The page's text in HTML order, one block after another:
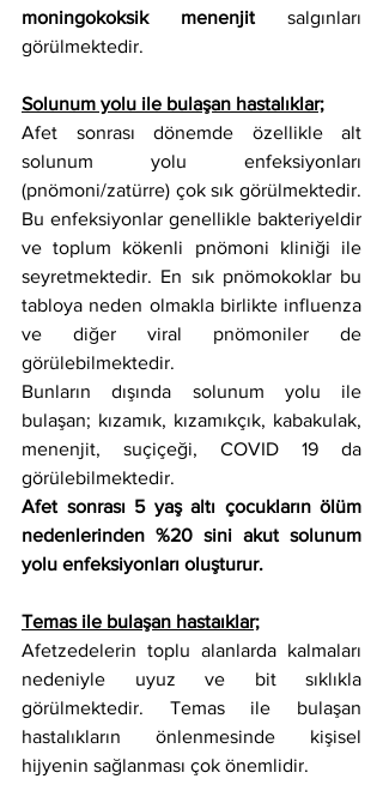
moningokoksik menenjit salgınları
görülmektedir.
Solunum yolu ile bulaşan hastalıklar;
Afet sonrası dönemde özellikle alt
solunum yolu enfeksiyonları
(pnömoni/zatürre) çok sık görülmektedir.
Bu enfeksiyonlar genellikle bakteriyeldir
ve toplum kökenli pnömoni kliniği ile
seyretmektedir. En sık pnömokoklar bu
tabloya neden olmakla birlikte influenza
ve diğer viral pnömoniler de
görülebilmektedir.
Bunların dışında solunum yolu ile
bulaşan; kızamık, kızamıkçık, kabakulak,
menenjit, suçiçeği, COVID 19 da
görülebilmektedir.
Afet sonrası 5 yaş altı çocukların ölüm
nedenlerinden %20 sini akut solunum
yolu enfeksiyonları oluşturur.
Temas ile bulaşan hastaıklar;
Afetzedelerin toplu alanlarda kalmaları
nedeniyle uyuz ve bit sıklıkla
görülmektedir. Temas ile bulaşan
hastalıkların önlenmesinde kişisel
hijyenin sağlanması çok önemlidir.